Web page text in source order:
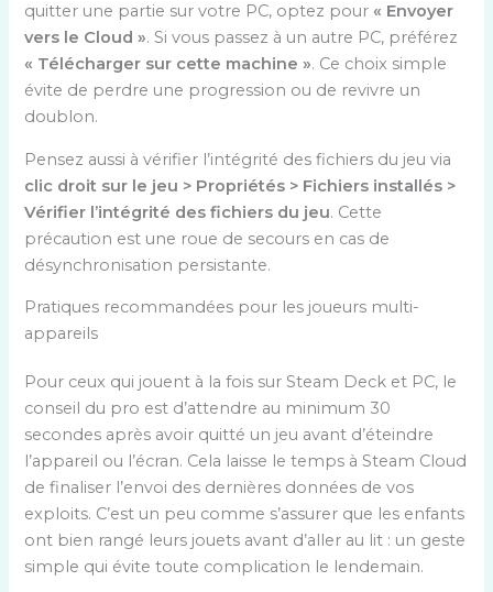
quitter une partie sur votre PC, optez pour « Envoyer
vers le Cloud ». Si vous passez à un autre PC, préférez
« Télécharger sur cette machine ». Ce choix simple
évite de perdre une progression ou de revivre un
doublon.
Pensez aussi à vérifier l’intégrité des fichiers du jeu via
clic droit sur le jeu > Propriétés > Fichiers installés >
Vérifier l’intégrité des fichiers du jeu. Cette
précaution est une roue de secours en cas de
désynchronisation persistante.
Pratiques recommandées pour les joueurs multi-
appareils
Pour ceux qui jouent à la fois sur Steam Deck et PC, le
conseil du pro est d’attendre au minimum 30
secondes après avoir quitté un jeu avant d’éteindre
l’appareil ou l’écran. Cela laisse le temps à Steam Cloud
de finaliser l’envoi des dernières données de vos
exploits. C’est un peu comme s’assurer que les enfants
ont bien rangé leurs jouets avant d’aller au lit : un geste
simple qui évite toute complication le lendemain.